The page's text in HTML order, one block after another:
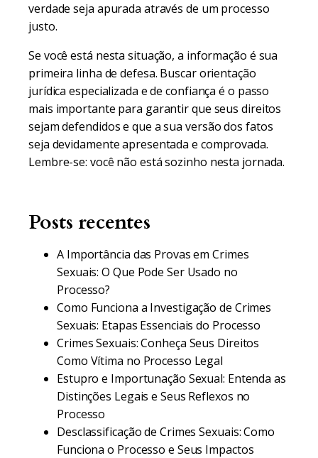
verdade seja apurada através de um processo
justo.
Se você está nesta situação, a informação é sua
primeira linha de defesa. Buscar orientação
jurídica especializada e de confiança é o passo
mais importante para garantir que seus direitos
sejam defendidos e que a sua versão dos fatos
seja devidamente apresentada e comprovada.
Lembre-se: você não está sozinho nesta jornada.
Posts recentes
A Importância das Provas em Crimes
Sexuais: O Que Pode Ser Usado no
Processo?
Como Funciona a Investigação de Crimes
Sexuais: Etapas Essenciais do Processo
Crimes Sexuais: Conheça Seus Direitos
Como Vítima no Processo Legal
Estupro e Importunação Sexual: Entenda as
Distinções Legais e Seus Reflexos no
Processo
Desclassificação de Crimes Sexuais: Como
Funciona o Processo e Seus Impactos